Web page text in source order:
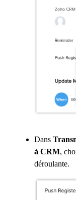
Dans
à CRM,
déroulante.